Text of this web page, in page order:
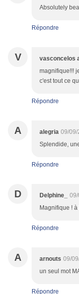
Absolutely
Répondre
V vasconcelos
magnifique!!!
c'est tout ce
Répondre
A alegria 09/09/
Splendide,
Répondre
D Delphine_
Magnifique !
Répondre
A arnouts 09/
un seul mot
Répondre